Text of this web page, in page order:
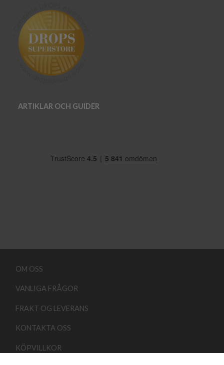
ARTIKLAR OCH GUIDER
OM OSS
VANLIGA FRÅGOR
FRAKT OG LEVERANS
KONTAKTA OSS
KÖPVILLKOR